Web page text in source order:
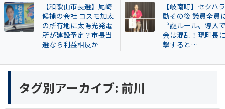
【和歌山市長選】尾崎
候補の会社 コスモ加太
の所有地に太陽光発電
所が建設予定？市長当
選なら利益相反か
【岐南町】セクハラ騒
動その後 議員全員に
〝謎ルール〟導入で議
会は混乱！現町長に直
撃すると…
タグ別アーカイブ: 前川